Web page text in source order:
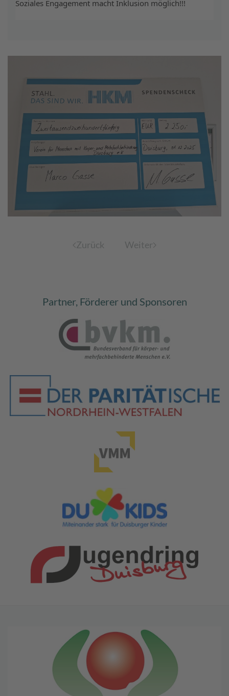
Soziales Engagement macht Inklusion möglich!!!
Zurück Weiter
Partner, Förderer und Sponsoren